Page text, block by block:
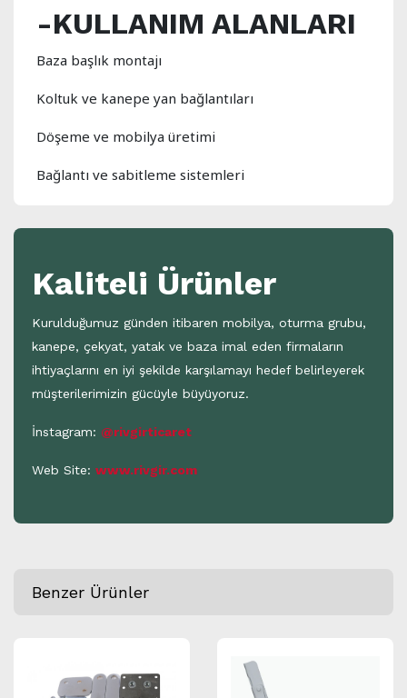
-KULLANIM ALANLARI
Baza başlık montajı
Koltuk ve kanepe yan bağlantıları
Döşeme ve mobilya üretimi
Bağlantı ve sabitleme sistemleri
Kaliteli Ürünler
Kurulduğumuz günden itibaren mobilya, oturma grubu,
kanepe, çekyat, yatak ve baza imal eden firmaların
ihtiyaçlarını en iyi şekilde karşılamayı hedef belirleyerek
müşterilerimizin gücüyle büyüyoruz.
İnstagram: @rivgirticaret
Web Site: www.rivgir.com
Benzer Ürünler